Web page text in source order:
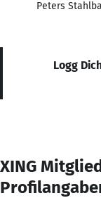
Peters
Logg
XING